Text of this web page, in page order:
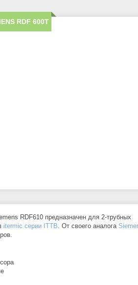
RDF 600Т
RDF610 предназначен для 2-трубных
itermic серии ITTB. От своего аналога